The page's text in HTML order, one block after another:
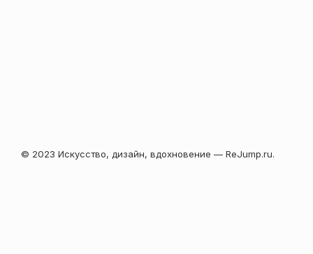
© 2023 Искусство, дизайн, вдохновение — ReJump.ru.